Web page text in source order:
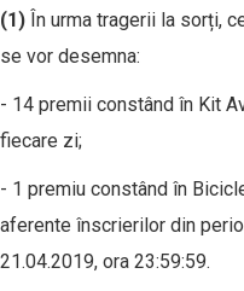
(1) În urma tragerii la sorți,
se vor desemna:
- 14 premii constând în Kit
fiecare zi;
- 1 premiu constând în
aferente înscrierilor din
21.04.2019, ora 23:59:59.